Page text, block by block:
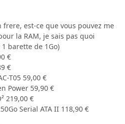
est-ce que vous pouvez me
la RAM, je sais pas quoi
barette de 1Go)
€
€
T05 59,00 €
Power 59,90 €
219,00 €
Serial ATA II 118,90 €